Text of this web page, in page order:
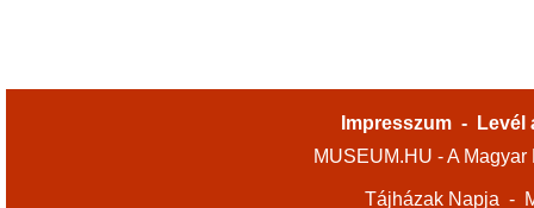
Impresszum -
Levél
MUSEUM.HU - A
Tájházak Napja -